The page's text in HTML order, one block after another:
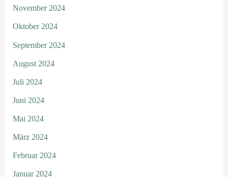
November 2024
Oktober 2024
September 2024
August 2024
Juli 2024
Juni 2024
Mai 2024
März 2024
Februar 2024
Januar 2024